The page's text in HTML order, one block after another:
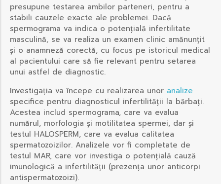
presupune testarea ambilor parteneri, pentru a
stabili cauzele exacte ale problemei. Dacă
spermograma va indica o potențială infertilitate
masculină, se va realiza un examen clinic amănunțit
și o anamneză corectă, cu focus pe istoricul medical
al pacientului care să fie relevant pentru setarea
unui astfel de diagnostic.
Investigația va începe cu realizarea unor analize
specifice pentru diagnosticul infertilității la bărbați.
Acestea includ spermograma, care va evalua
numărul, morfologia și motilitatea spermei, dar și
testul HALOSPERM, care va evalua calitatea
spermatozoizilor. Analizele vor fi completate de
testul MAR, care vor investiga o potențială cauză
imunologică a infertilității (prezența unor anticorpi
antispermatozoizi).